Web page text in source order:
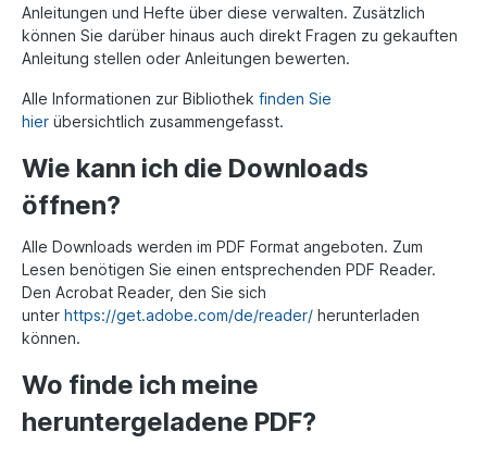
Anleitungen und Hefte über diese verwalten. Zusätzlich
können Sie darüber hinaus auch direkt Fragen zu gekauften
Anleitung stellen oder Anleitungen bewerten.
Alle Informationen zur Bibliothek finden Sie
hier übersichtlich zusammengefasst.
Wie kann ich die Downloads
öffnen?
Alle Downloads werden im PDF Format angeboten. Zum
Lesen benötigen Sie einen entsprechenden PDF Reader.
Den Acrobat Reader, den Sie sich
unter https://get.adobe.com/de/reader/ herunterladen
können.
Wo finde ich meine
heruntergeladene PDF?